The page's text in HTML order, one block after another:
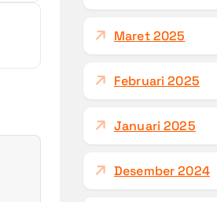
Maret 2025
Februari 2025
Januari 2025
Desember 2024